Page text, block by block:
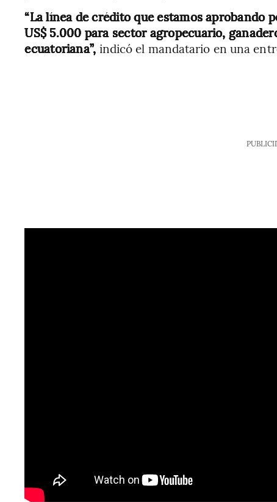
“La línea de crédito que estamos aprobando
US$ 5.000 para sector agropecuario,
ecuatoriana”, indicó el mandatario en una